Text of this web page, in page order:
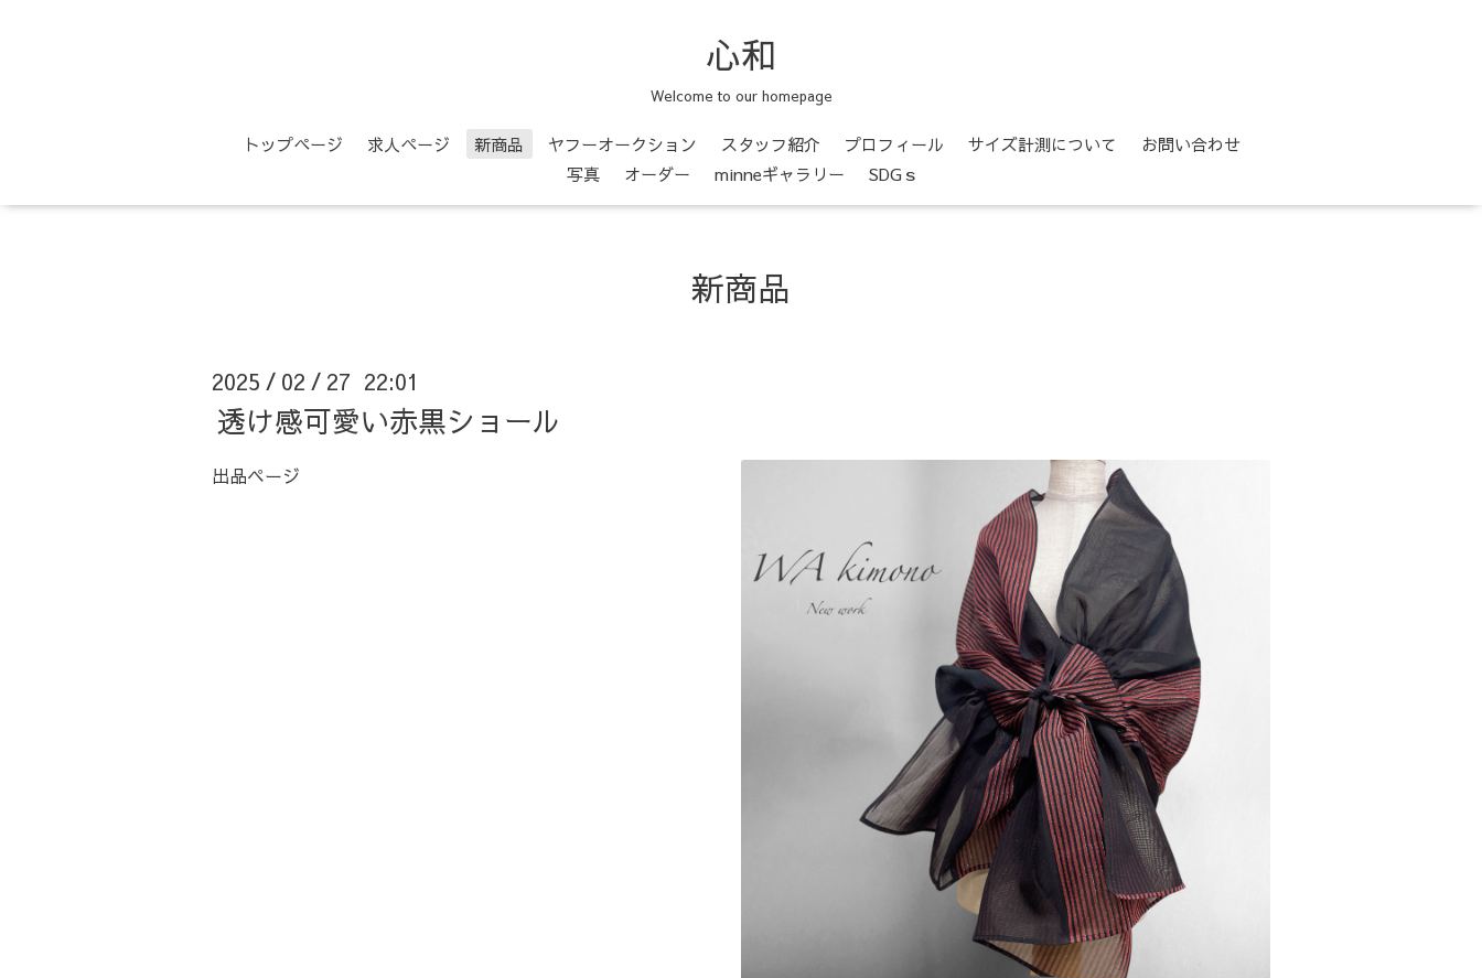
心和
Welcome to our homepage
トップページ 求人ページ 新商品 ヤフーオークション スタッフ紹介 プロフィール サイズ計測について
お問い合わせ
写真
オーダー minneギャラリー SDGｓ
新商品
2025 / 02 / 27 22:01
透け感可愛い赤黒ショール
出品ページ